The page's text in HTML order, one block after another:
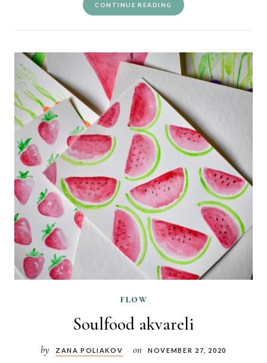
CONTINUE READING
flow
Soulfood akvareli
by ZANA POLIAKOV on NOVEMBER 27, 2020